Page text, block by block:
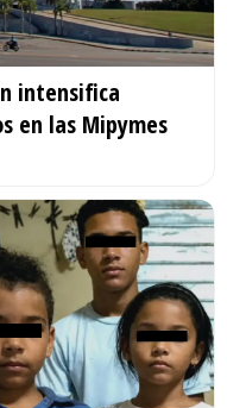
intensifica
en las Mipymes